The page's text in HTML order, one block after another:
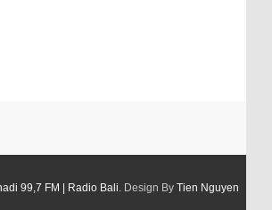
99,7 FM | Radio Bali . Design By Tien Nguyen